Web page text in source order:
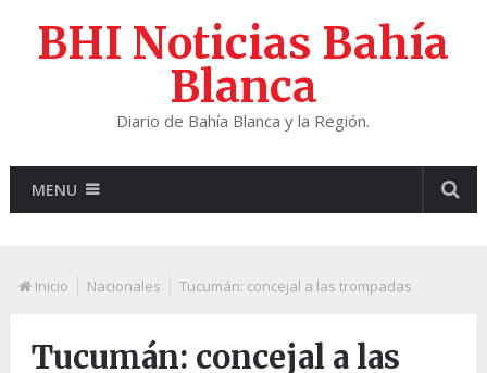
BHI Noticias Bahía
Blanca
Diario de Bahía Blanca y la Región.
MENU
Inicio Nacionales Tucumán: concejal a las trompadas
Tucumán: concejal a las